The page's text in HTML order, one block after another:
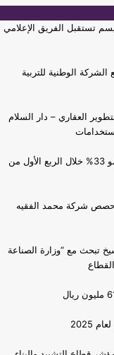
تستقبل الفريق الإعلامي
الشركة الوطنية للتربية
العقاري – دار السلام
ارتفاع أرباح “أملاك العالمية” إلى 15.8 مليون ريال بنمو 33% خلال الربع الأول من
حصص شركة محمد الفقيه
تبحث مع “وزارة الصناعة